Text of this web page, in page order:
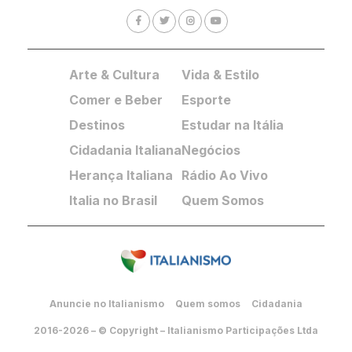
Arte & Cultura
Comer e Beber
Destinos
Cidadania Italiana
Herança Italiana
Italia no Brasil
Vida & Estilo
Esporte
Estudar na Itália
Negócios
Rádio Ao Vivo
Quem Somos
Anuncie no Italianismo Quem somos Cidadania
2016-2026 – © Copyright – Italianismo Participações Ltda